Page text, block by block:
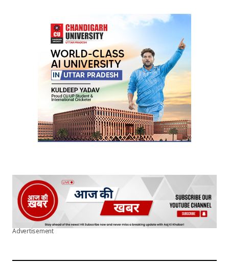
Your E-mail*
Submit Comment
Advertisement